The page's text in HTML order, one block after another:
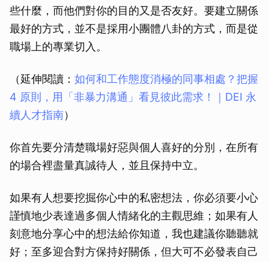
些什麼，而他們對你的目的又是否友好。要建立關係
最好的方式，並不是採用小團體八卦的方式，而是從
職場上的專業切入。
（延伸閱讀： 如何和工作態度消極的同事相處？把握
4 原則，用「非暴力溝通」看見彼此需求！｜DEI 永
續人才指南）
你首先要分清楚職場好惡與個人喜好的分別，在所有
的場合裡盡量真誠待人，並且保持中立。
如果有人想要挖掘你心中的私密想法，你必須要小心
謹慎地少表達過多個人情緒化的主觀思維；如果有人
刻意地分享心中的想法給你知道，我也建議你聽聽就
好；至多迎合對方保持好關係，但大可不必發表自己